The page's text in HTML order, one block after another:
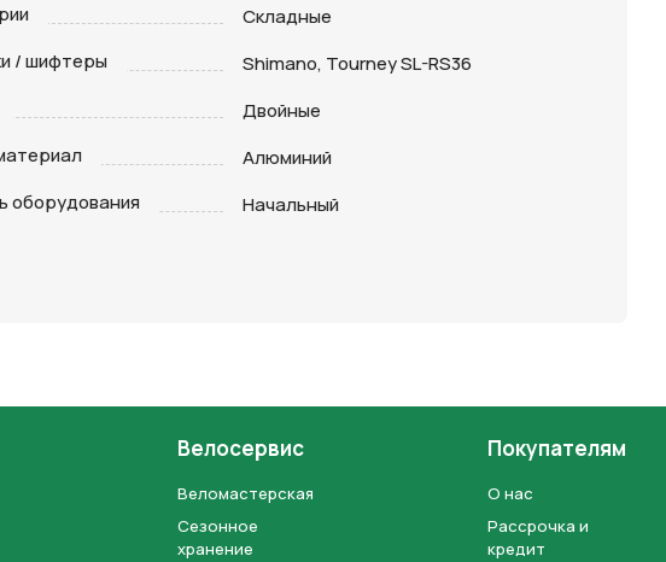
Складные
/ шифтеры
Shimano, Tourney SL-RS36
Двойные
Алюминий
оборудования
Начальный
Велосервис
Веломастерская
Сезонное
хранение
Покупателям
О нас
Рассрочка и
кредит